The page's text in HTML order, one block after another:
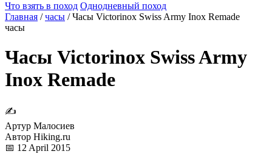
Что взять в поход Однодневный поход
Главная / часы / Часы Victorinox Swiss Army Inox Remade
часы
Часы Victorinox Swiss Army
Inox Remade
✍
Артур Малосиев
Автор Hiking.ru
📅 12 April 2015